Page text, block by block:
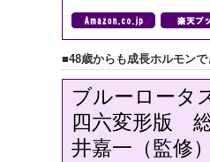
■48歳からも成長ホルモン
ブルーロータ
四六変形版
井嘉一（監修